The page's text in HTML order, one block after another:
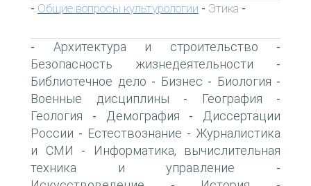
- Общие вопросы культурологии - Этика -
- Архитектура и строительство -
Безопасность жизнедеятельности -
Библиотечное дело - Бизнес - Биология -
Военные дисциплины - География -
Геология - Демография -
Диссертации
России - Естествознание - Журналистика
и СМИ -
Информатика, вычислительная
техника и управление -